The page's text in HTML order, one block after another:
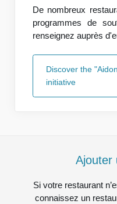
De nombreux
programmes de
renseignez auprès
Discover the
initiative
Ajouter
Si votre restaurant
connaissez un